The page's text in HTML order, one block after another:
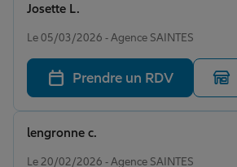
Le 05/03/2026 - Agence SAINTES
Josette L.
Prendre un RDV
Le 20/02/2026 - Agence SAINTES
lengronne c.